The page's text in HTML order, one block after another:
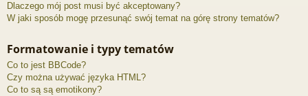
Dlaczego mój post musi być akceptowany?
W jaki sposób mogę przesunąć swój temat na górę strony tematów?
Formatowanie i typy tematów
Co to jest BBCode?
Czy można używać języka HTML?
Co to są są emotikony?